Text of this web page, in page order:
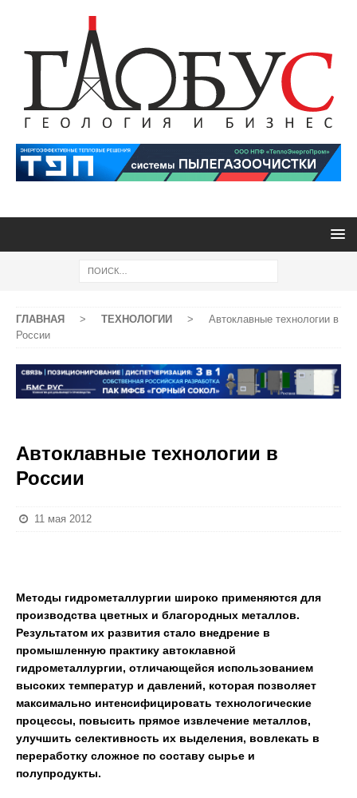
ГЛАВНАЯ > ТЕХНОЛОГИИ >
Автоклавные технологии в
России
Автоклавные технологии в
России
11 мая 2012
Методы гидрометаллургии широко применяются для
производства цветных и благородных металлов.
Результатом их развития стало внедрение в
промышленную практику автоклавной
гидрометаллургии, отличающейся использованием
высоких температур и давлений, которая позволяет
максимально интенсифицировать технологические
процессы, повысить прямое извлечение металлов,
улучшить селективность их выделения, вовлекать в
переработку сложное по составу сырье и
полупродукты.